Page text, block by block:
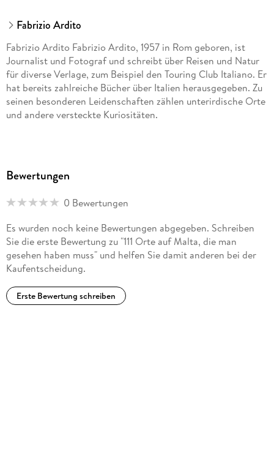
Fabrizio Ardito
Fabrizio Ardito Fabrizio Ardito, 1957 in Rom geboren, ist
Journalist und Fotograf und schreibt über Reisen und Natur
für diverse Verlage, zum Beispiel den Touring Club Italiano. Er
hat bereits zahlreiche Bücher über Italien herausgegeben. Zu
seinen besonderen Leidenschaften zählen unterirdische Orte
und andere versteckte Kuriositäten.
Bewertungen
0 Bewertungen
Es wurden noch keine Bewertungen abgegeben. Schreiben
Sie die erste Bewertung zu "111 Orte auf Malta, die man
gesehen haben muss" und helfen Sie damit anderen bei der
Kaufentscheidung.
Erste Bewertung schreiben